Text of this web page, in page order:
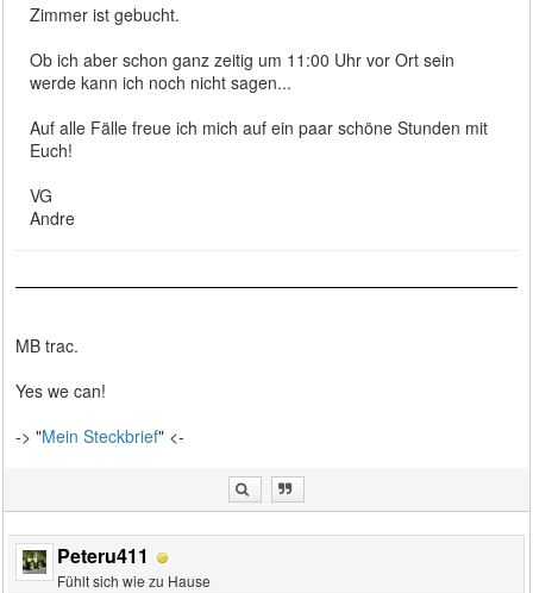
Zimmer ist gebucht.
Ob ich aber schon ganz zeitig um 11:00 Uhr vor Ort sein
werde kann ich noch nicht sagen...
Auf alle Fälle freue ich mich auf ein paar schöne Stunden mit
Euch!
VG
Andre
MB trac.
Yes we can!
-> "Mein Steckbrief" <-
Peteru411
Fühlt sich wie zu Hause